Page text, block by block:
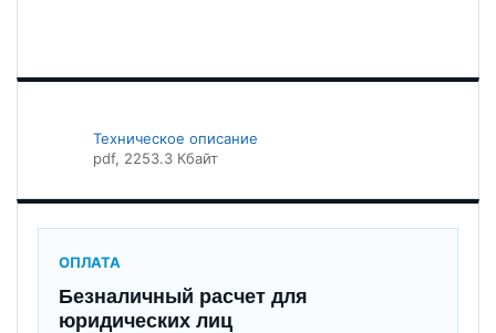
Техническое описание
pdf, 2253.3 Кбайт
ОПЛАТА
Безналичный расчет для
юридических лиц